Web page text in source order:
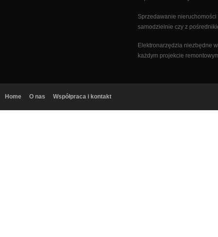
Sprzedawanie nieruchomości
samodzielnie czy z
Elektronarzędzia niezbędne w
każdym projekcie
Home O nas Współpraca i kontakt